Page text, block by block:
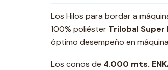
Los Hilos para bordar a
100% poliéster Trilobal
óptimo desempeño en
Los conos de 4.000 mts.